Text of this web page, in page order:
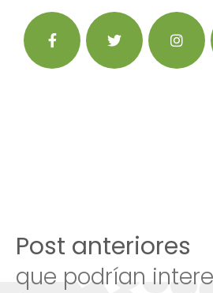
Post anteriores
que podrían